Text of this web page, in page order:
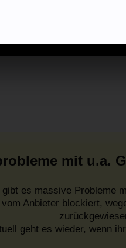
mit u.a.
es massive Probleme
Anbieter blockiert,
geht es wieder, wenn